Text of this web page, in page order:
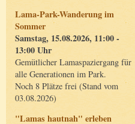
Lama-Park-Wanderung im
Sommer
Samstag, 15.08.2026, 11:00 -
13:00 Uhr
Gemütlicher Lamaspaziergang für
alle Generationen im Park.
Noch 8 Plätze frei (Stand vom
03.08.2026)
"Lamas hautnah" erleben